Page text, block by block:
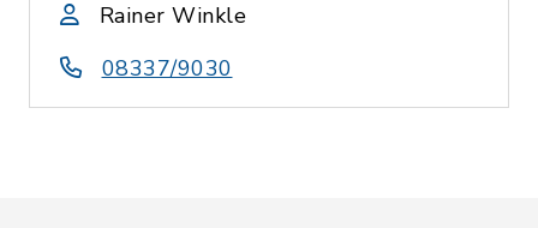
Rainer Winkle
08337/9030